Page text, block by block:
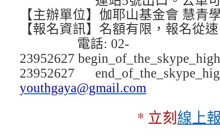
【主辦單位】伽耶山基金會 慧青
【報名資訊】名額有限，報名從
電話: 02-
23952627
23952627
youthgaya@gmail.com
* 立刻線上